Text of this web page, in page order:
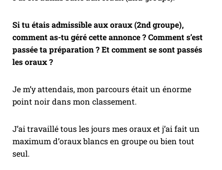
Si tu étais admissible aux oraux (2nd groupe),
comment as-tu géré cette annonce ? Comment s’est
passée ta préparation ? Et comment se sont passés
les oraux ?
Je m’y attendais, mon parcours était un énorme
point noir dans mon classement.
J’ai travaillé tous les jours mes oraux et j’ai fait un
maximum d’oraux blancs en groupe ou bien tout
seul.